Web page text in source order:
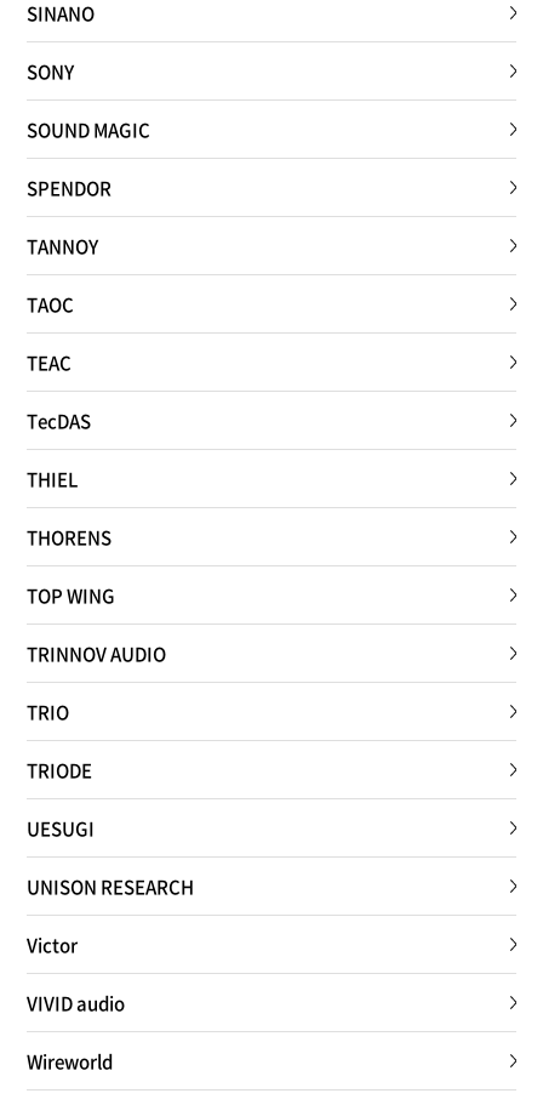
SINANO
SONY
SOUND MAGIC
SPENDOR
TANNOY
TAOC
TEAC
TecDAS
THIEL
THORENS
TOP WING
TRINNOV AUDIO
TRIO
TRIODE
UESUGI
UNISON RESEARCH
Victor
VIVID audio
Wireworld